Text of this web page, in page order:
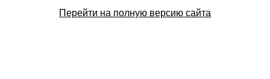
Перейти на полную версию сайта